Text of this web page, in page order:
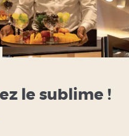
le sublime !